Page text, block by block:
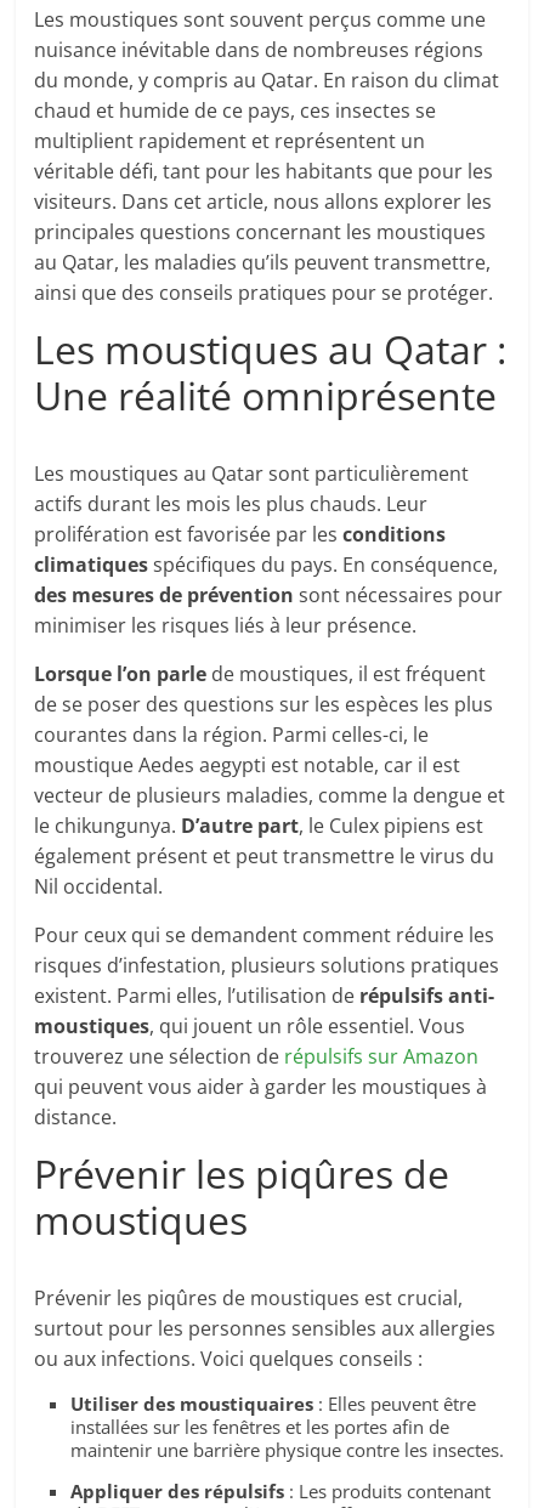
Les moustiques sont souvent perçus comme une
nuisance inévitable dans de nombreuses régions
du monde, y compris au Qatar. En raison du climat
chaud et humide de ce pays, ces insectes se
multiplient rapidement et représentent un
véritable défi, tant pour les habitants que pour les
visiteurs. Dans cet article, nous allons explorer les
principales questions concernant les moustiques
au Qatar, les maladies qu’ils peuvent transmettre,
ainsi que des conseils pratiques pour se protéger.
Les moustiques au Qatar :
Une réalité omniprésente
Les moustiques au Qatar sont particulièrement
actifs durant les mois les plus chauds. Leur
prolifération est favorisée par lesconditions
climatiquesspécifiques du pays. En conséquence,
des mesures de prévention sont nécessaires pour
minimiser les risques liés à leur présence.
Lorsque l’on parle de moustiques, il est fréquent
de se poser des questions sur les espèces les plus
courantes dans la région. Parmi celles-ci, le
moustique Aedes aegypti est notable, car il est
vecteur de plusieurs maladies, comme la dengue et
le chikungunya. D’autre part, le Culex pipiens est
également présent et peut transmettre le virus du
Nil occidental.
Pour ceux qui se demandent comment réduire les
risques d’infestation, plusieurs solutions pratiques
existent. Parmi elles, l’utilisation de répulsifs anti-
moustiques, qui jouent un rôle essentiel. Vous
trouverez une sélection de répulsifs sur Amazon
qui peuvent vous aider à garder les moustiques à
distance.
Prévenir les piqûres de
moustiques
Prévenir les piqûres de moustiques est crucial,
surtout pour les personnes sensibles aux allergies
ou aux infections. Voici quelques conseils :
Utiliser des moustiquaires : Elles peuvent être
installées sur les fenêtres et les portes afin de
maintenir une barrière physique contre les insectes.
Appliquer des répulsifs : Les produits contenant